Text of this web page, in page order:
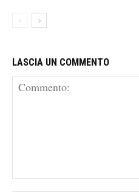
LASCIA UN COMMENTO